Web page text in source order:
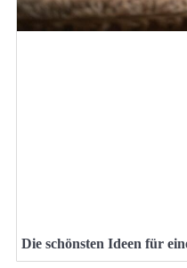
Die schönsten Ideen für